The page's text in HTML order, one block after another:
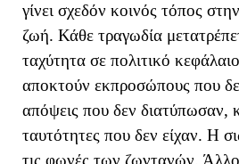
γίνει σχεδόν κοινός τόπος
ζωή. Κάθε τραγωδία
ταχύτητα σε πολιτικό
αποκτούν εκπροσώπους που
απόψεις που δεν διατύπωσαν,
ταυτότητες που δεν είχαν. Η
τις φωνές των ζωντανών.